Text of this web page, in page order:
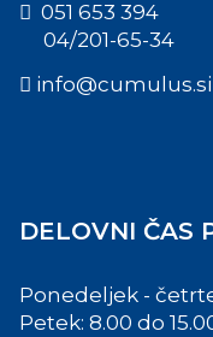
051 653 394
04/201-65-34
info@cumulus.si
DELOVNI ČAS
Ponedeljek -
Petek: 8.00 do